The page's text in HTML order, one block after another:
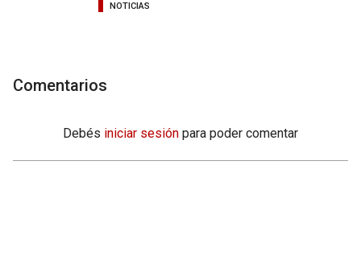
NOTICIAS
Comentarios
Debés iniciar sesión para poder comentar